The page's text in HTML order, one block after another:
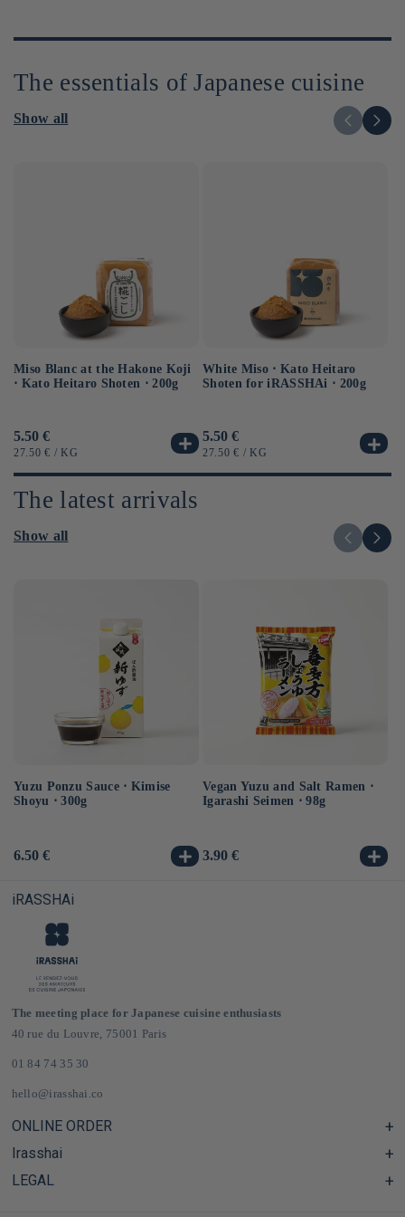
The essentials of Japanese cuisine
Show all
Miso Blanc at the Hakone Koji
⋅ Kato Heitaro Shoten ⋅ 200g
Usual
price
5.50 €
UNIT
27.50 € / BY
KG
White Miso ⋅ Kato Heitaro
Shoten for iRASSHAi ⋅ 200g
Usual
price
5.50 €
UNIT
27.50 € / BY
KG
The latest arrivals
Show all
Yuzu Ponzu Sauce ⋅ Kimise
Shoyu ⋅ 300g
Usual
6.50 €
Vegan Yuzu and Salt Ramen ⋅
Igarashi Seimen ⋅ 98g
Usual
3.90 €
iRASSHAi
The meeting place for Japanese cuisine enthusiasts
40 rue du Louvre, 75001 Paris
01 84 74 35 30
hello@irasshai.co
ONLINE ORDER
Help Center & FAQ
Shipping and Delivery in France & Europe
Irasshai
Hours at 40 Rue du Louvre, Paris
LEGAL